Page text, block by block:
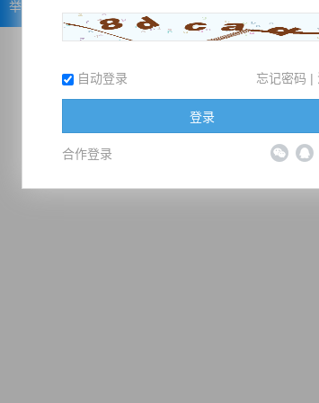
举报
自动登录 忘记密码 |
登录
合作登录